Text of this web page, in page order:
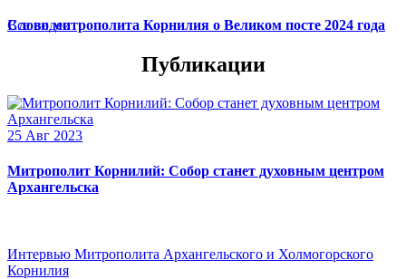
Слово митрополита Корнилия о Великом посте 2024 года
Все видео
Публикации
25 Авг 2023
Митрополит Корнилий: Собор станет духовным центром
Архангельска
Интервью Митрополита Архангельского и Холмогорского
Корнилия